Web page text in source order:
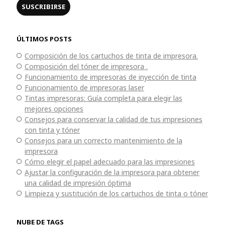
ÚLTIMOS POSTS
Composición de los cartuchos de tinta de impresora.
Composición del tóner de impresora .
Funcionamiento de impresoras de inyección de tinta
Funcionamiento de impresoras laser
Tintas impresoras: Guía completa para elegir las
mejores opciones
Consejos para conservar la calidad de tus impresiones
con tinta y tóner
Consejos para un correcto mantenimiento de la
impresora
Cómo elegir el papel adecuado para las impresiones
Ajustar la configuración de la impresora para obtener
una calidad de impresión óptima
Limpieza y sustitución de los cartuchos de tinta o tóner
NUBE DE TAGS